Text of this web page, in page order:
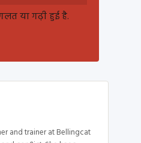
या गढ़ी हुई है.
and trainer at Bellingcat